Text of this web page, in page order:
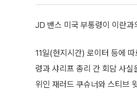
JD 밴스 미국 부통령이 이란
11일(현지시간) 로이터 등에
령과 샤리프 총리 간 회담 사
위인 재러드 쿠슈너와 스티브